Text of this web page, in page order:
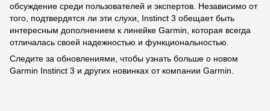
обсуждение среди пользователей и экспертов. Независимо от
того, подтвердятся ли эти слухи, Instinct 3 обещает быть
интересным дополнением к линейке Garmin, которая всегда
отличалась своей надежностью и функциональностью.
Следите за обновлениями, чтобы узнать больше о новом
Garmin Instinct 3 и других новинках от компании Garmin.